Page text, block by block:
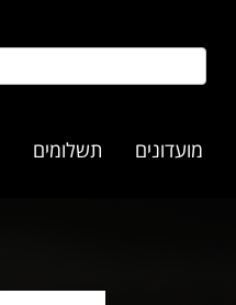
מועדונים תשלומים